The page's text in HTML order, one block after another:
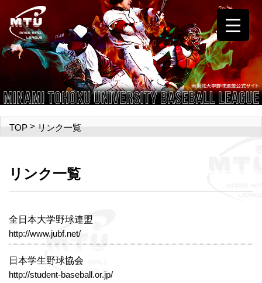
TOP > リンク一覧
リンク一覧
全日本大学野球連盟
http://www.jubf.net/
日本学生野球協会
http://student-baseball.or.jp/